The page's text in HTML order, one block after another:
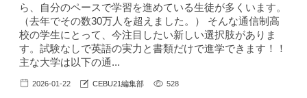
ら、自分のペースで学習を進めている生徒が多くいます。
（去年でその数30万人を超えました。） そんな通信制高
校の学生にとって、今注目したい新しい選択肢がありま
す。試験なしで英語の実力と書類だけで進学できます！！
主な大学は以下の通...
2026-01-22 CEBU21編集部 528